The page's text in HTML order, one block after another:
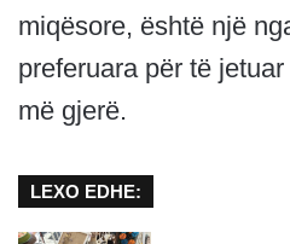
miqësore, është një
preferuara për të
më gjerë.
LEXO EDHE: